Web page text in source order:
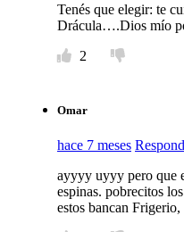
Tenés que elegir: te
Drácula….Dios mío
2
Omar
hace 7 meses
ayyyy uyyy pero que
espinas. pobrecitos
estos bancan